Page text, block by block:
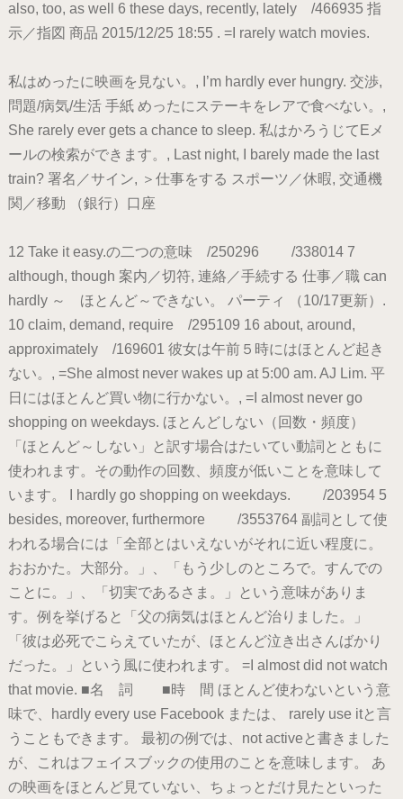
also, too, as well 6 these days, recently, lately /466935 指
示／指図 商品 2015/12/25 18:55 . =I rarely watch movies.
私はめったに映画を見ない。, I’m hardly ever hungry. 交渉,
問題/病気/生活 手紙 めったにステーキをレアで食べない。,
She rarely ever gets a chance to sleep. 私はかろうじてEメ
ールの検索ができます。, Last night, I barely made the last
train? 署名／サイン, ＞仕事をする スポーツ／休暇, 交通機
関／移動 （銀行）口座
12 Take it easy.の二つの意味 /250296 /338014 7
although, though 案内／切符, 連絡／手続する 仕事／職 can
hardly ～ ほとんど～できない。 パーティ （10/17更新）.
10 claim, demand, require /295109 16 about, around,
approximately /169601 彼女は午前５時にはほとんど起き
ない。, =She almost never wakes up at 5:00 am. AJ Lim. 平
日にはほとんど買い物に行かない。, =I almost never go
shopping on weekdays. ほとんどしない（回数・頻度）
「ほとんど～しない」と訳す場合はたいてい動詞とともに
使われます。その動作の回数、頻度が低いことを意味して
います。 I hardly go shopping on weekdays. /203954 5
besides, moreover, furthermore /3553764 副詞として使
われる場合には「全部とはいえないがそれに近い程度に。
おおかた。大部分。」、「もう少しのところで。すんでの
ことに。」、「切実であるさま。」という意味がありま
す。例を挙げると「父の病気はほとんど治りました。」
「彼は必死でこらえていたが、ほとんど泣き出さんばかり
だった。」という風に使われます。 =I almost did not watch
that movie. ■名 詞 ■時 間 ほとんど使わないという意
味で、hardly every use Facebook または、 rarely use itと言
うこともできます。 最初の例では、not activeと書きました
が、これはフェイスブックの使用のことを意味します。 あ
の映画をほとんど見ていない、ちょっとだけ見たといった